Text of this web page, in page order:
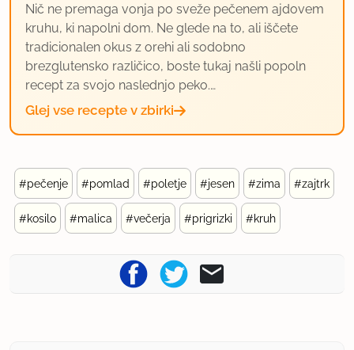
Nič ne premaga vonja po sveže pečenem ajdovem
kruhu, ki napolni dom. Ne glede na to, ali iščete
tradicionalen okus z orehi ali sodobno
brezglutensko različico, boste tukaj našli popoln
recept za svojo naslednjo peko.…
Glej vse recepte v zbirki
#pečenje #pomlad #poletje #jesen #zima #zajtrk
#kosilo #malica #večerja #prigrizki #kruh